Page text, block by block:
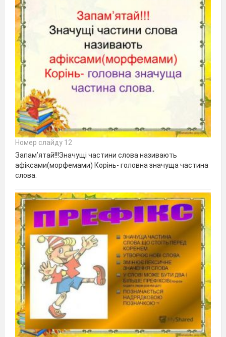
Номер слайду 12
Запам’ятай!!!Значущі частини слова називають
афіксами(морфемами) Корінь- головна значуща частина
слова.